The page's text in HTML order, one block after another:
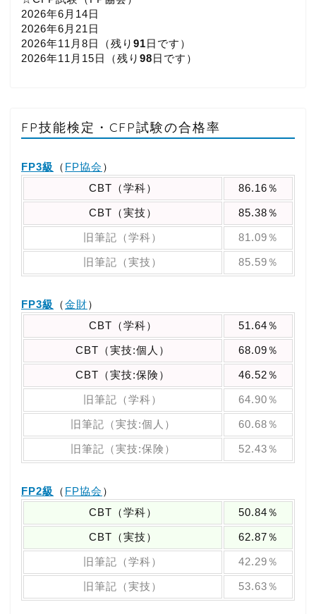
2026年6月14日
2026年6月21日
2026年11月8日（残り 91日です）
2026年11月15日（残り 98日です）
FP技能検定・CFP試験の合格率
FP3級 （ FP協会 ）
CBT（学科）
86.16％
CBT（実技） 85.38％
旧筆記（学科） 81.09％
旧筆記（実技） 85.59％
FP3級 （金財）
CBT（学科）
51.64％
CBT（実技:個人） 68.09％
CBT（実技:保険） 46.52％
旧筆記（学科） 64.90％
旧筆記（実技:個人） 60.68％
旧筆記（実技:保険） 52.43％
FP2級 （ FP協会 ）
CBT（学科）
50.84％
CBT（実技） 62.87％
旧筆記（学科） 42.29％
旧筆記（実技） 53.63％